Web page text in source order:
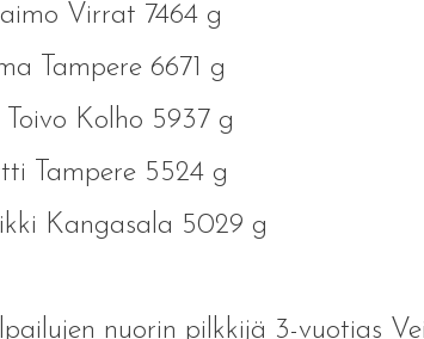
Virrat 7464 g
Tampere 6671 g
Kolho 5937 g
Tampere 5524 g
Kangasala 5029 g
nuorin pilkkijä 3-vuotias